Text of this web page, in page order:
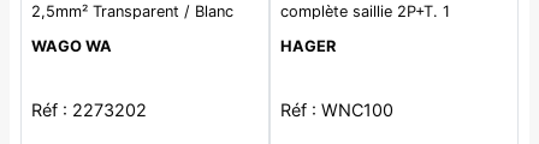
2,5mm² Transparent / Blanc
WAGO WA
Réf : 2273202
complète saillie 2P+T. 1
HAGER
Réf : WNC100